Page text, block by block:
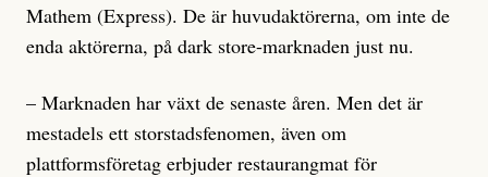
Mathem (Express). De är huvudaktörerna, om inte de
enda aktörerna, på dark store-marknaden just nu.
– Marknaden har växt de senaste åren. Men det är
mestadels ett storstadsfenomen, även om
plattformsföretag erbjuder restaurangmat för